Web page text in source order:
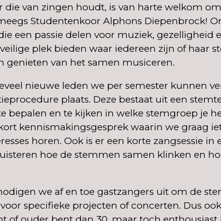
die van zingen houdt, is van harte welkom
Studentenkoor Alphons Diepenbrock!
een passie delen voor muziek, gezelligheid
plek bieden waar iedereen zijn of haar
genieten van het samen musiceren.
nieuwe leden we per semester kunnen
plaats. Deze bestaat uit een
bepalen en te kijken in welke stemgroep je
kennismakingsgesprek waarin we graag
horen. Ook is er een korte zangsessie in
hoe de stemmen samen klinken en
we af en toe gastzangers uit om de
specifieke projecten of concerten. Dus